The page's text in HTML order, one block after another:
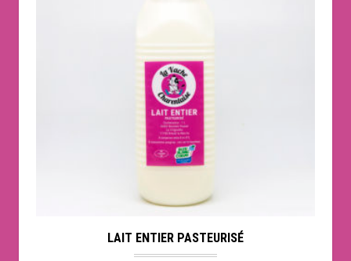
LAIT ENTIER PASTEURISÉ